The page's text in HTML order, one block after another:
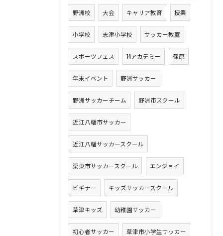
野洲校 大会 キャリア教育 授業
小学校 志津小学校 サッカー教室
スポーツフェス 14アカデミー 篠原
年末イベント 野洲サッカー
野洲サッカーチーム 野洲市スクール
近江八幡市サッカー
近江八幡サッカースクール
栗東市サッカースクール エンジョイ
ビギナー キッズサッカースクール
草津キッズ 幼稚園サッカー
初心者サッカー 草津市小学生サッカー